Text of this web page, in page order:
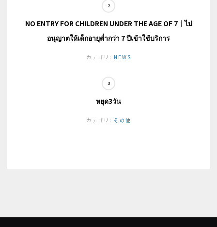
NO ENTRY FOR CHILDREN UNDER THE AGE OF 7｜ไม่
อนุญาตให้เด็กอายุต่ำกว่า 7 ปีเข้าใช้บริการ
カテゴリ: NEWS
หยุด3วัน
カテゴリ: その他